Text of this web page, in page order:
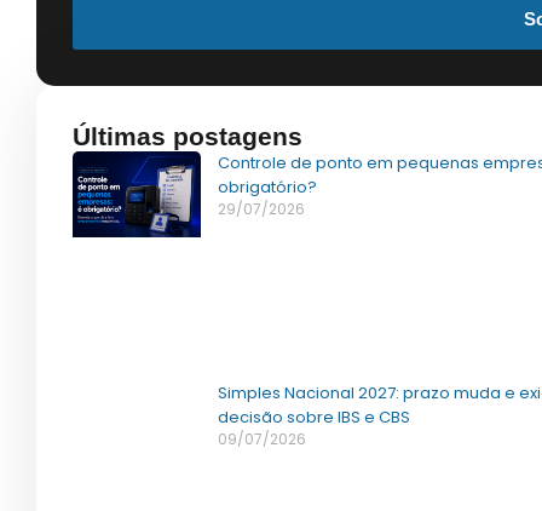
Últimas postagens
Controle de ponto em pequenas
obrigatório?
29/07/2026
Simples Nacional 2027: prazo muda e
decisão sobre IBS e CBS
09/07/2026